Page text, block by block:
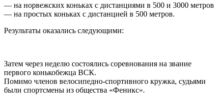
— на норвежских коньках с дистанциями в 500 и 3000 метров
— на простых коньках с дистанцией в 500 метров.
Результаты оказались следующими:
Затем через неделю состоялись соревнования на звание
первого конькобежца ВСК.
Помимо членов велосипедно-спортивного кружка, судьями
были спортсмены из общества «Феникс».